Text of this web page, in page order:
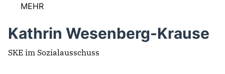
MEHR
Kathrin Wesenberg-Krause
SKE im Sozialausschuss